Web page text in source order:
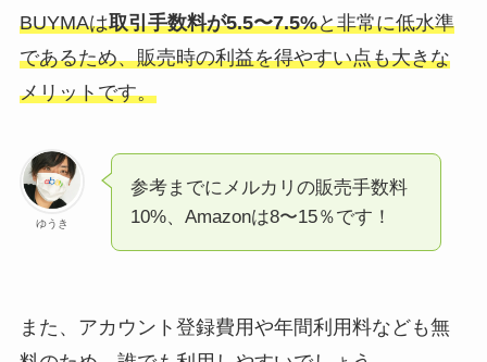
BUYMAは取引手数料が5.5〜7.5%と非常に低水準
であるため、販売時の利益を得やすい点も大きな
メリットです。
ゆうき
参考までにメルカリの販売手数料
10%、Amazonは8〜15％です！
また、アカウント登録費用や年間利用料なども無